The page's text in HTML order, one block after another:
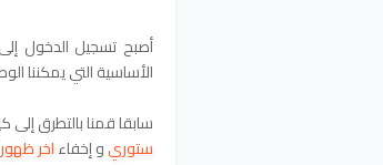
أصبح تسجيل الدخول
الأساسية التي يمكننا
سابقا قمنا بالتطرق إلى
ستوريو إخفاءاخر ظهور